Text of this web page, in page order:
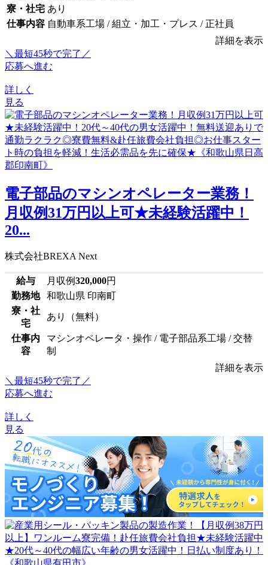
寮・社宅 あり
仕事内容 自動車系工場 / 組立・加工・プレス / 正社員
詳細を表示
＼最短45秒で完了／
応募へ進む
詳しく
見る
電子部品のマシンオペレーター業務！
月収例31万円以上可★未経験活躍中！
20...
株式会社BREXA Next
給与 月収例320,000円
勤務地
和歌山県 印南町
寮・社
宅
あり（無料）
仕事内
容
マシンオペレータ・操作 / 電子部品系工場 / 交替
制
詳細を表示
＼最短45秒で完了／
応募へ進む
詳しく
見る